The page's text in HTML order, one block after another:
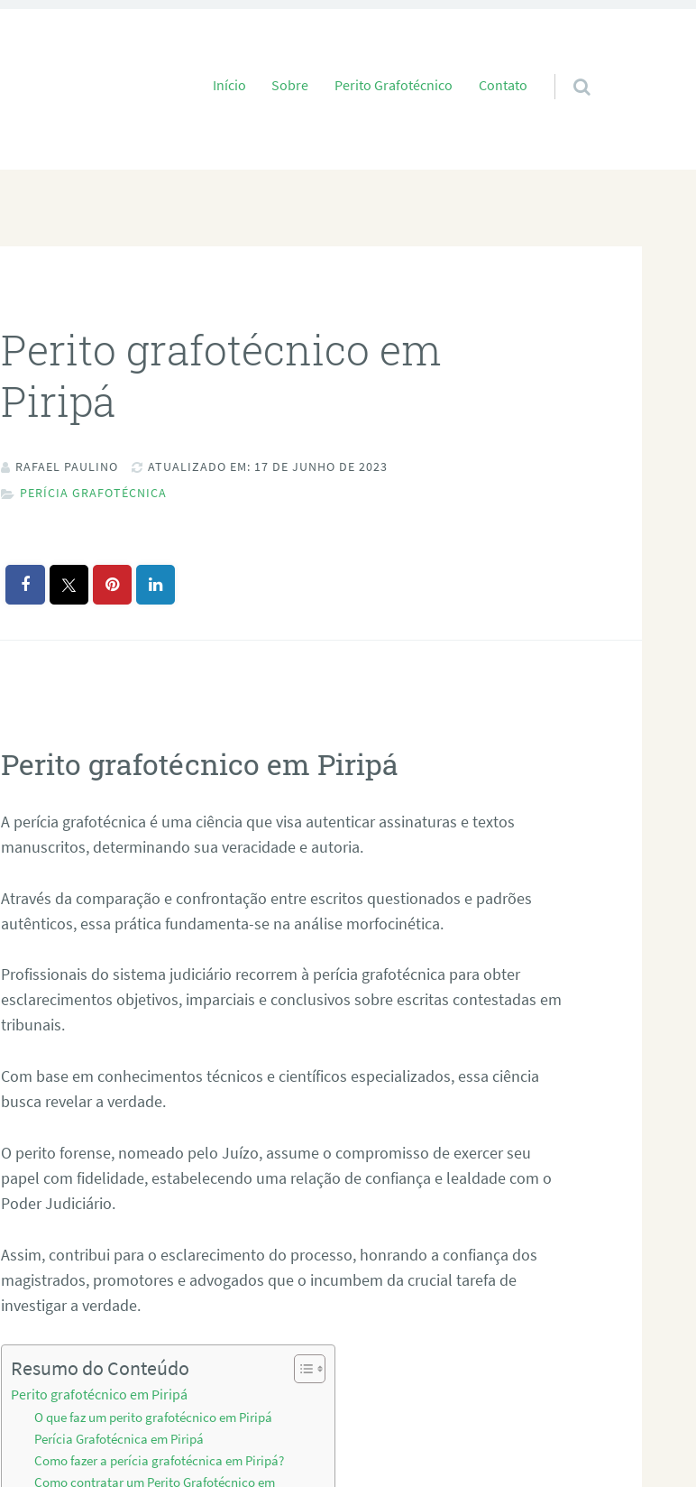
Pular para o conteúdo
Início Sobre Perito Grafotécnico Contato
Perito grafotécnico em
Piripá
RAFAEL PAULINO
ATUALIZADO EM: 17 DE JUNHO DE 2023
PERÍCIA GRAFOTÉCNICA
Perito grafotécnico em Piripá
A perícia grafotécnica é uma ciência que visa autenticar assinaturas e textos
manuscritos, determinando sua veracidade e autoria.
Através da comparação e confrontação entre escritos questionados e padrões
autênticos, essa prática fundamenta-se na análise morfocinética.
Profissionais do sistema judiciário recorrem à perícia grafotécnica para obter
esclarecimentos objetivos, imparciais e conclusivos sobre escritas contestadas em
tribunais.
Com base em conhecimentos técnicos e científicos especializados, essa ciência
busca revelar a verdade.
O perito forense, nomeado pelo Juízo, assume o compromisso de exercer seu
papel com fidelidade, estabelecendo uma relação de confiança e lealdade com o
Poder Judiciário.
Assim, contribui para o esclarecimento do processo, honrando a confiança dos
magistrados, promotores e advogados que o incumbem da crucial tarefa de
investigar a verdade.
Resumo do Conteúdo
Perito grafotécnico em Piripá
O que faz um perito grafotécnico em Piripá
Perícia Grafotécnica em Piripá
Como fazer a perícia grafotécnica em Piripá?
Como contratar um Perito Grafotécnico em